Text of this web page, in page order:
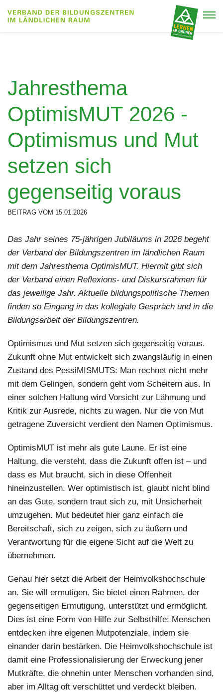
Jahresthema
OptimisMUT 2026 -
Optimismus und Mut
setzen sich
gegenseitig voraus
BEITRAG VOM 15.01.2026
Das Jahr seines 75-jährigen Jubiläums in 2026 begeht
der Verband der Bildungszentren im ländlichen Raum
mit dem Jahresthema OptimisMUT. Hiermit gibt sich
der Verband einen Reflexions- und Diskursrahmen für
das jeweilige Jahr. Aktuelle bildungspolitische Themen
finden so Eingang in das kollegiale Gespräch und in die
Bildungsarbeit der Bildungszentren.
Optimismus und Mut setzen sich gegenseitig voraus.
Zukunft ohne Mut entwickelt sich zwangsläufig in einen
Zustand des PessiMISMUTS: Man rechnet nicht mehr
mit dem Gelingen, sondern geht vom Scheitern aus. In
einer solchen Haltung wird Vorsicht zur Lähmung und
Kritik zur Ausrede, nichts zu wagen. Nur die von Mut
getragene Zuversicht verdient den Namen Optimismus.
OptimisMUT ist mehr als gute Laune. Er ist eine
Haltung, die versteht, dass die Zukunft offen ist – und
dass es Mut braucht, sich in diese Offenheit
hineinzustellen. Wer optimistisch ist, glaubt nicht blind
an das Gute, sondern traut sich zu, mit Unsicherheit
umzugehen. Mut bedeutet hier ganz einfach die
Bereitschaft, sich zu zeigen, sich zu äußern und
Verantwortung für die eigene Sicht auf die Welt zu
übernehmen.
Genau hier setzt die Arbeit der Heimvolkshochschule
an. Sie will ermutigen. Sie bietet einen Rahmen, der
gegenseitigen Ermutigung, unterstützt und ermöglicht.
Dies ist eine Form von Hilfe zur Selbsthilfe: Menschen
entdecken ihre eigenen Mutpotenziale, indem sie
einander darin bestärken. Die Heimvolkshochschule ist
damit eine Professionalisierung der Erweckung jener
Mutkräfte, die ohnehin unter Menschen vorhanden sind,
aber im Alltag oft verschüttet und verdeckt bleiben.